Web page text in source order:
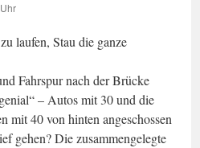
laufen, Stau die ganze
Fahrspur nach der Brücke
– Autos mit 30 und die
mit 40 von hinten angeschossen
gehen? Die zusammengelegte